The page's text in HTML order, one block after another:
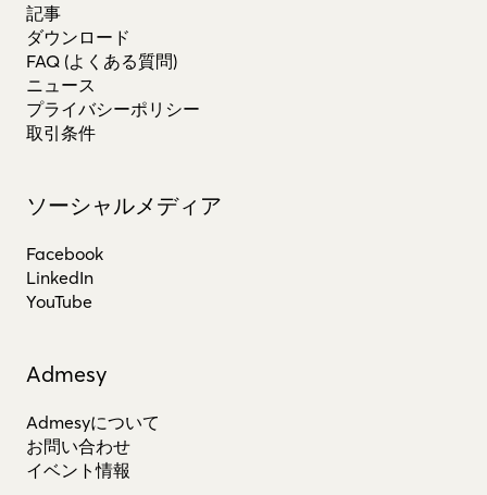
記事
ダウンロード
FAQ (よくある質問)
ニュース
プライバシーポリシー
取引条件
ソーシャルメディア
Facebook
LinkedIn
YouTube
Admesy
Admesyについて
お問い合わせ
イベント情報